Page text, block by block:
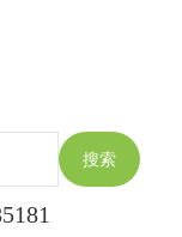
搜索